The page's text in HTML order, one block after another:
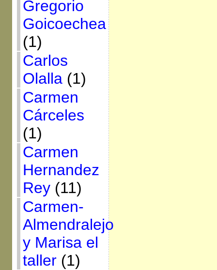
Gregorio
Goicoechea
(1)
Carlos
Olalla(1)
Carmen
Cárceles
(1)
Carmen
Hernandez
Rey(11)
Carmen-
Almendralejo
y Marisa el
taller(1)